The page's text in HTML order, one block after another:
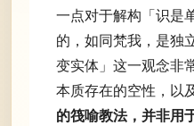
一点对于解构「识是
的，如同梵我，是独
变实体」这一观念非
本质存在的空性，以
的筏喻教法，并非用